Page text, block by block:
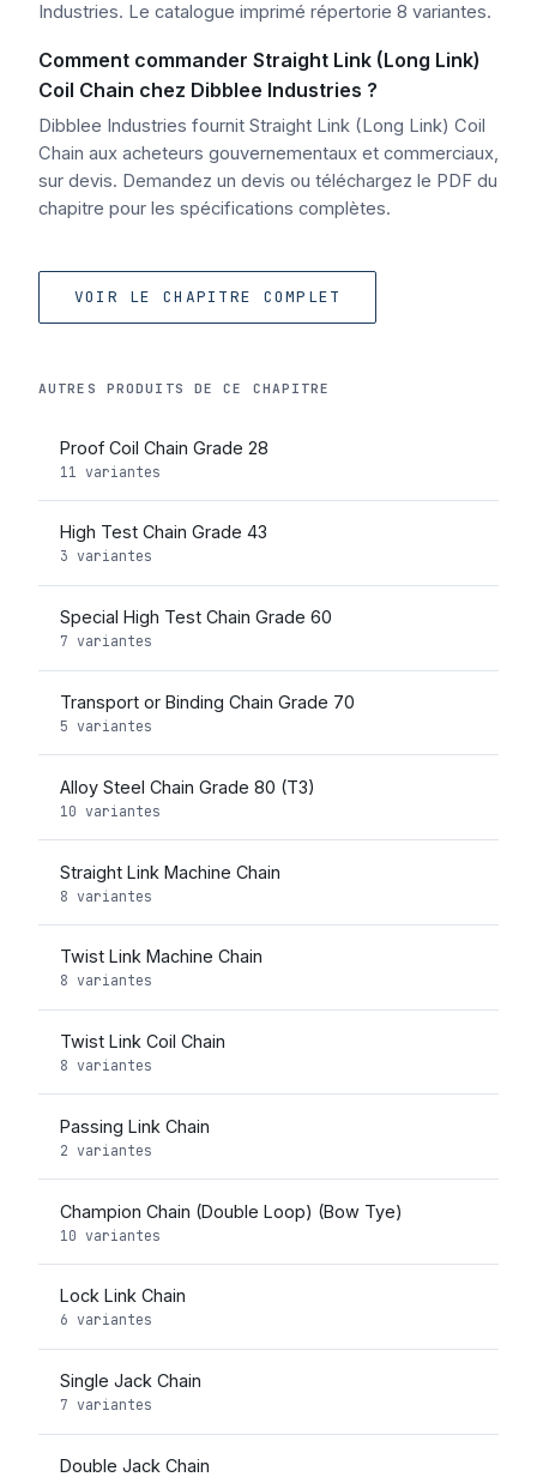
Industries. Le catalogue imprimé répertorie 8 variantes.
Comment commander Straight Link (Long Link)
Coil Chain chez Dibblee Industries ?
Dibblee Industries fournit Straight Link (Long Link) Coil
Chain aux acheteurs gouvernementaux et commerciaux,
sur devis. Demandez un devis ou téléchargez le PDF du
chapitre pour les spécifications complètes.
VOIR LE CHAPITRE COMPLET
AUTRES PRODUITS DE CE CHAPITRE
Proof Coil Chain Grade 28
11 variantes
High Test Chain Grade 43
3 variantes
Special High Test Chain Grade 60
7 variantes
Transport or Binding Chain Grade 70
5 variantes
Alloy Steel Chain Grade 80 (T3)
10 variantes
Straight Link Machine Chain
8 variantes
Twist Link Machine Chain
8 variantes
Twist Link Coil Chain
8 variantes
Passing Link Chain
2 variantes
Champion Chain (Double Loop) (Bow Tye)
10 variantes
Lock Link Chain
6 variantes
Single Jack Chain
7 variantes
Double Jack Chain